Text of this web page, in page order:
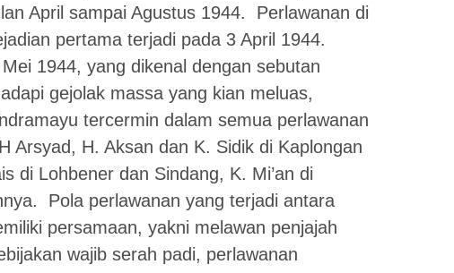
April sampai Agustus 1944. Perlawanan di
pertama terjadi pada 3 April 1944.
1944, yang dikenal dengan sebutan
gejolak massa yang kian meluas,
tercermin dalam semua perlawanan
Arsyad, H. Aksan dan K. Sidik di Kaplongan
di Lohbener dan Sindang, K. Mi’an di
Pola perlawanan yang terjadi antara
persamaan, yakni melawan penjajah
wajib serah padi, perlawanan